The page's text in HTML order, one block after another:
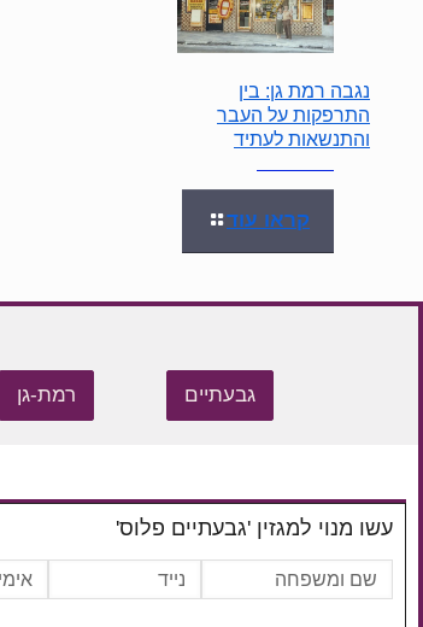
נגבה רמת גן: בין
התרפקות על העבר
והתנשאות לעתיד
קראו עוד
גבעתיים רמת-גן
עשו מנוי למגזין 'גבעתיים פלוס'